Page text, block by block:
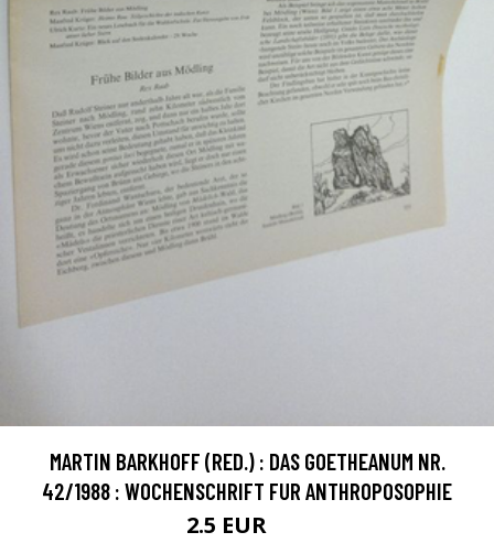
MARTIN BARKHOFF (RED.) : DAS GOETHEANUM NR.
42/1988 : WOCHENSCHRIFT FUR ANTHROPOSOPHIE
2.5 EUR